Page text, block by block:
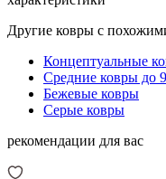
Другие ковры с
Концептуальные
Средние ковры до
Бежевые ковры
Серые ковры
рекомендации для вас